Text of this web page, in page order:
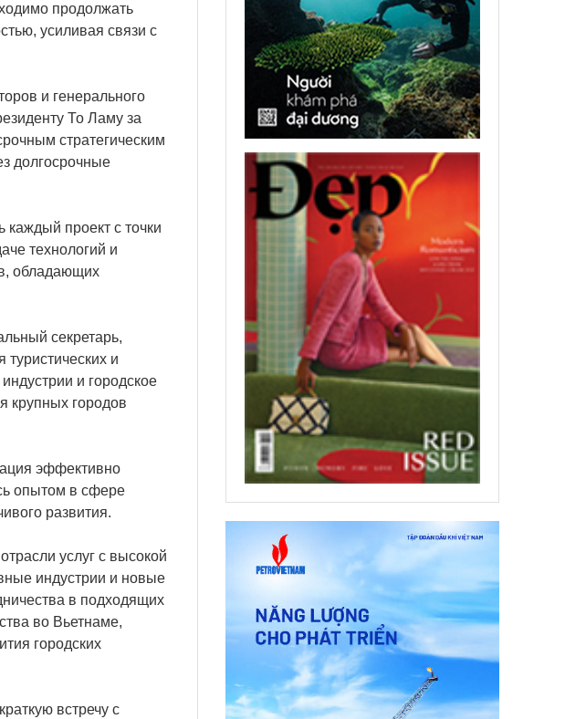
продолжать
усиливая связи с
и генерального
То Ламу за
стратегическим
долгосрочные
каждый проект с точки
технологий и
обладающих
секретарь,
и
и городское
крупных городов
эффективно
опытом в сфере
развития.
услуг с высокой
индустрии и новые
в подходящих
во Вьетнаме,
городских
встречу с